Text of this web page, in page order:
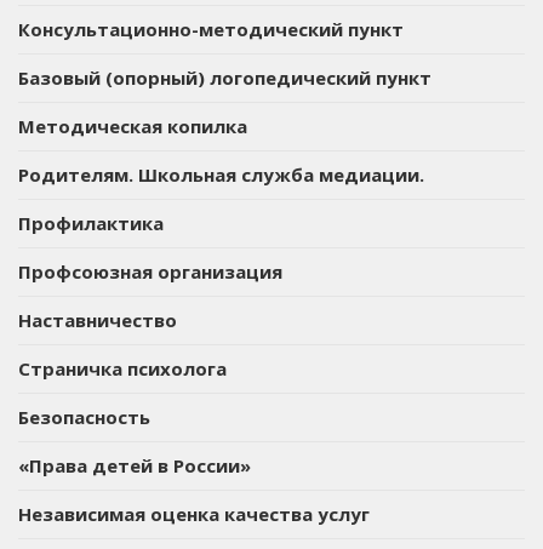
Консультационно-методический пункт
Базовый (опорный) логопедический пункт
Методическая копилка
Родителям. Школьная служба медиации.
Профилактика
Профсоюзная организация
Наставничество
Страничка психолога
Безопасность
«Права детей в России»
Независимая оценка качества услуг